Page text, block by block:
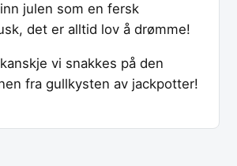
julen som en fersk
det er alltid lov å drømme!
vi snakkes på den
fra gullkysten av jackpotter!